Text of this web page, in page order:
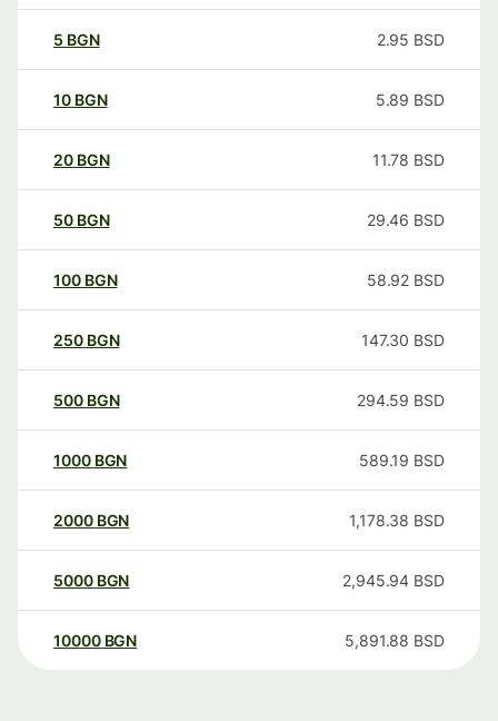
5 BGN 2.95 BSD
10 BGN 5.89 BSD
20 BGN 11.78 BSD
50 BGN 29.46 BSD
100 BGN 58.92 BSD
250 BGN 147.30 BSD
500 BGN 294.59 BSD
1000 BGN 589.19 BSD
2000 BGN 1,178.38 BSD
5000 BGN 2,945.94 BSD
10000 BGN 5,891.88 BSD